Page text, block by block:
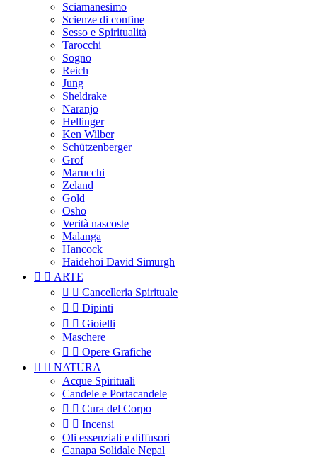
Sciamanesimo
Scienze di confine
Sesso e Spiritualità
Tarocchi
Sogno
Reich
Jung
Sheldrake
Naranjo
Hellinger
Ken Wilber
Schützenberger
Grof
Marucchi
Zeland
Gold
Osho
Verità nascoste
Malanga
Hancock
Haidehoi David Simurgh
  ARTE
  Cancelleria Spirituale
  Dipinti
  Gioielli
Maschere
  Opere Grafiche
  NATURA
Acque Spirituali
Candele e Portacandele
  Cura del Corpo
  Incensi
Oli essenziali e diffusori
Canapa Solidale Nepal